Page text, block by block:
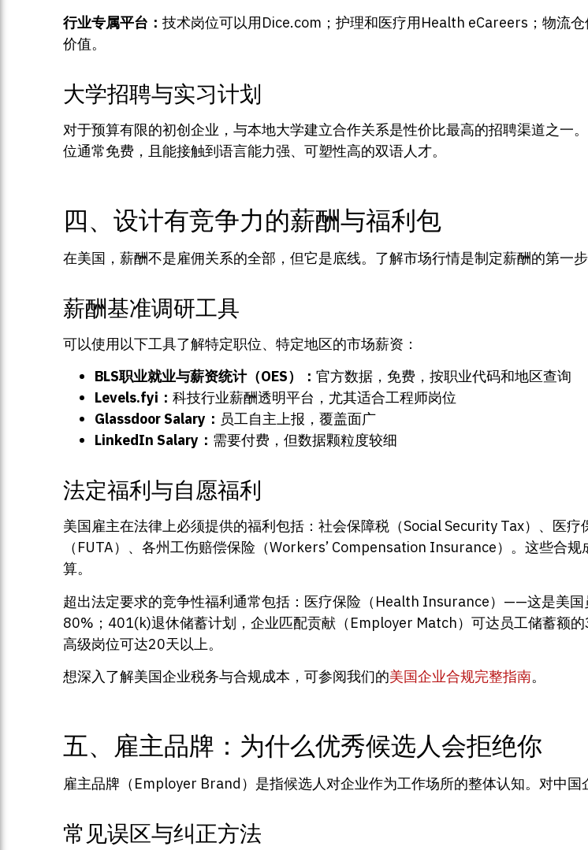
行业专属平台： 技术岗位可以用Dice.com；护理和医疗用Health eCareers；物流
价值。
大学招聘与实习计划
对于预算有限的初创企业，与本地大学建立合作关系是性价比最高的招聘渠道之一
位通常免费，且能接触到语言能力强、可塑性高的双语人才。
四、设计有竞争力的薪酬与福利包
在美国，薪酬不是雇佣关系的全部，但它是底线。了解市场行情是制定薪酬的第一步
薪酬基准调研工具
可以使用以下工具了解特定职位、特定地区的市场薪资：
BLS职业就业与薪资统计（OES）： 官方数据，免费，按职业代码和地区查询
Levels.fyi： 科技行业薪酬透明平台，尤其适合工程师岗位
Glassdoor Salary： 员工自主上报，覆盖面广
LinkedIn Salary： 需要付费，但数据颗粒度较细
法定福利与自愿福利
美国雇主在法律上必须提供的福利包括：社会保障税（Social Security Tax）、医
（FUTA）、各州工伤赔偿保险（Workers’ Compensation Insurance）。这些合
算。
超出法定要求的竞争性福利通常包括：医疗保险（Health Insurance）——这是美
80%；401(k)退休储蓄计划，企业匹配贡献（Employer Match）可达员工储蓄额
高级岗位可达20天以上。
想深入了解美国企业税务与合规成本，可参阅我们的美国企业合规完整指南。
五、雇主品牌：为什么优秀候选人会拒绝你
雇主品牌（Employer Brand）是指候选人对企业作为工作场所的整体认知。对中国
常见误区与纠正方法